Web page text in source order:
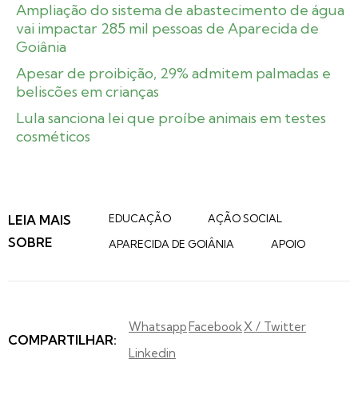
Ampliação do sistema de abastecimento de água
vai impactar 285 mil pessoas de Aparecida de
Goiânia
Apesar de proibição, 29% admitem palmadas e
beliscões em crianças
Lula sanciona lei que proíbe animais em testes
cosméticos
LEIA MAIS
SOBRE
EDUCAÇÃO
AÇÃO SOCIAL
APARECIDA DE GOIÂNIA
APOIO
COMPARTILHAR:
Whatsapp FacebookX / Twitter
Linkedin